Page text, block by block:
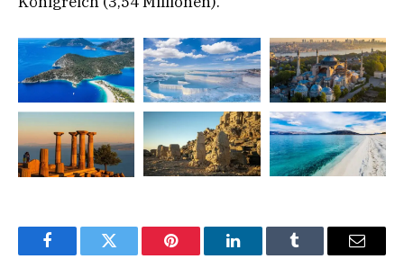
FacebookTwitter Pinterest LinkedInTumblr Email